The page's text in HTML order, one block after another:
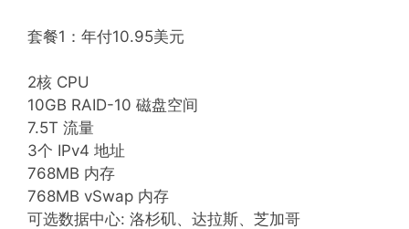
套餐1：年付10.95美元
2核 CPU
10GB RAID-10 磁盘空间
7.5T 流量
3个 IPv4 地址
768MB 内存
768MB vSwap 内存
可选数据中心: 洛杉矶、达拉斯、芝加哥